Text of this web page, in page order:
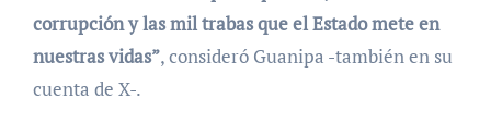
corrupción y las mil trabas que el Estado mete en
nuestras vidas”, consideró Guanipa -también en su
cuenta de X-.